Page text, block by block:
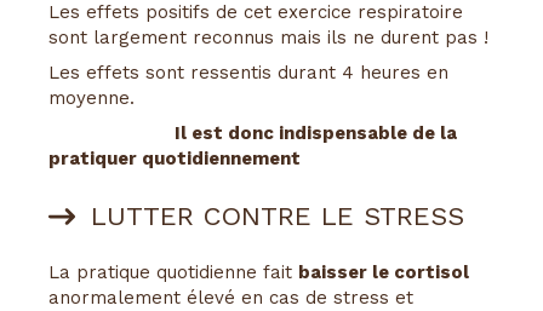
Les effets positifs de cet exercice respiratoire
sont largement reconnus mais ils ne durent pas !
Les effets sont ressentis durant 4 heures en
moyenne.
Il est donc indispensable de la
pratiquer quotidiennement
LUTTER CONTRE LE STRESS
La pratique quotidienne fait baisser le cortisol
anormalement élevé en cas de stress et